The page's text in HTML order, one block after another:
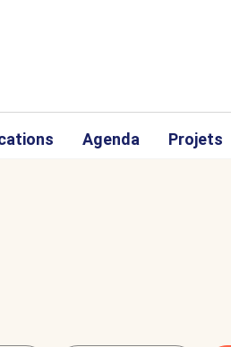
Agenda Projets